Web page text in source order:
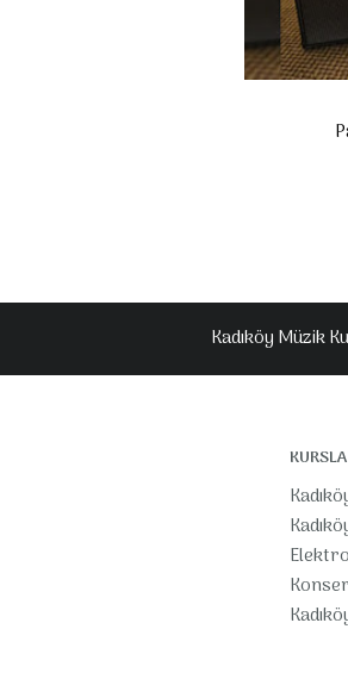
Kadıköy Müzik